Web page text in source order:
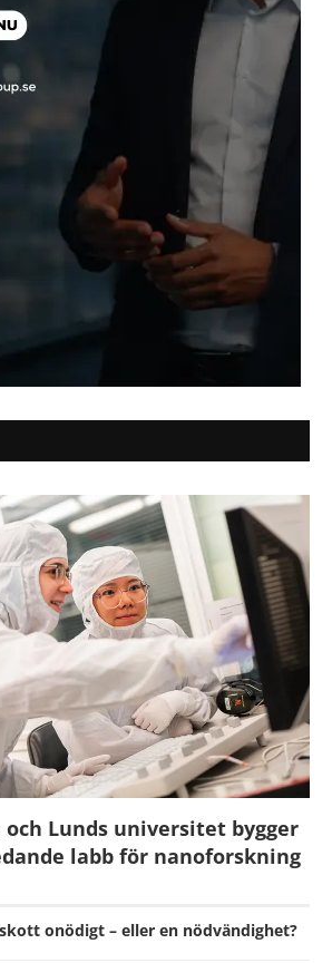
och Lunds universitet bygger
labb för nanoforskning
onödigt – eller en nödvändighet?